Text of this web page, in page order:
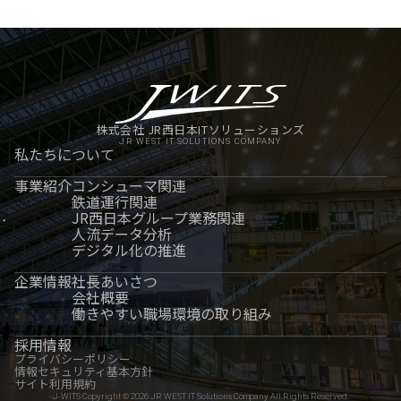
株式会社 JR西日本ITソリューションズ
JR WEST IT SOLUTIONS COMPANY
私たちについて
事業紹介コンシューマ関連
鉄道運行関連
JR西日本グループ業務関連
人流データ分析
デジタル化の推進
企業情報社長あいさつ
会社概要
働きやすい職場環境の取り組み
採用情報
プライバシーポリシー
情報セキュリティ基本方針
サイト利用規約
J-WITS Copyright © 2026 JR WEST IT Solutions Company All Rights Reserved.